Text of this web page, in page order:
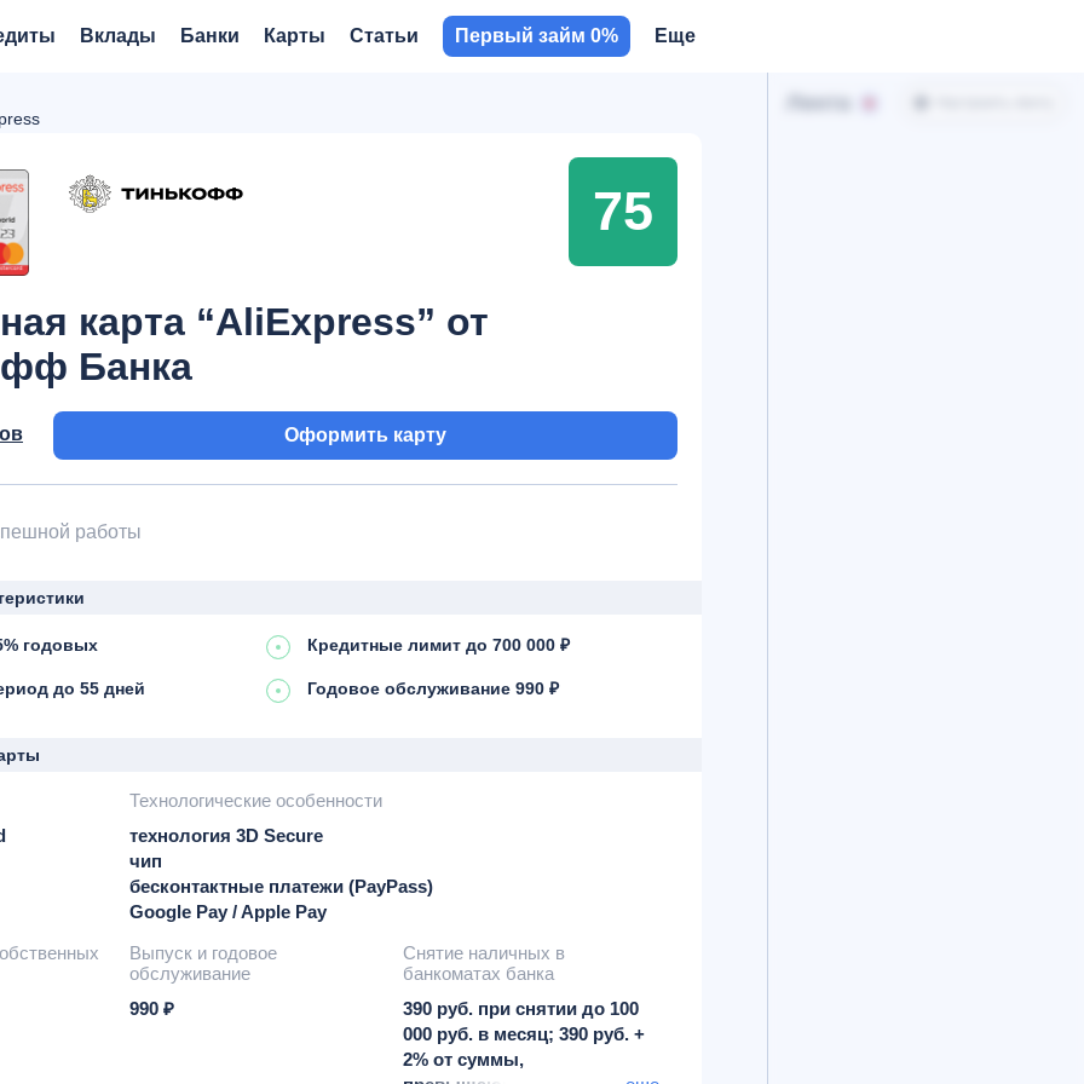
Вклады Банки Карты Статьи Первый займ 0% Еще
карта “AliExpress” от
Банка
75
Оформить карту
работы
годовых Кредитные лимит до 700 000 ₽
до 55 дней Годовое обслуживание 990 ₽
Технологические особенности
технология 3D Secure
чип
бесконтактные платежи (PayPass)
Google Pay / Apple Pay
Выпуск и годовое
обслуживание
990 ₽
Снятие наличных в
банкоматах банка
390 руб. при снятии до 100
000 руб. в месяц; 390 руб. +
2% от суммы,
Лента